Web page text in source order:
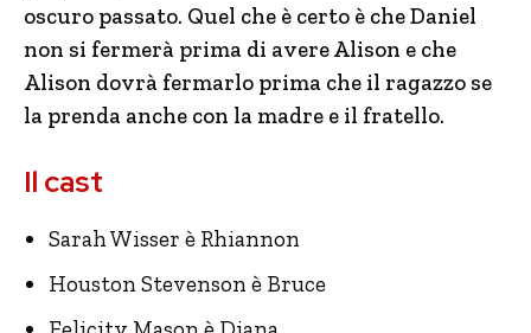
oscuro passato. Quel che è certo è che Daniel
non si fermerà prima di avere Alison e che
Alison dovrà fermarlo prima che il ragazzo se
la prenda anche con la madre e il fratello.
Il cast
Sarah Wisser è Rhiannon
Houston Stevenson è Bruce